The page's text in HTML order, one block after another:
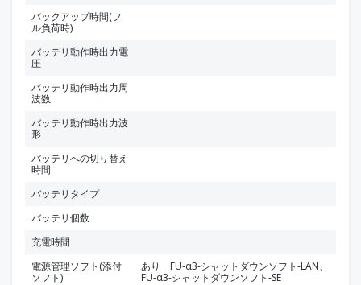
バックアップ時間(フ
ル負荷時)
バッテリ動作時出力電
圧
バッテリ動作時出力周
波数
バッテリ動作時出力波
形
バッテリへの切り替え
時間
バッテリタイプ
バッテリ個数
充電時間
電源管理ソフト(添付
ソフト)
あり FU-α3-シャットダウンソフト-LAN、
FU-α3-シャットダウンソフト-SE